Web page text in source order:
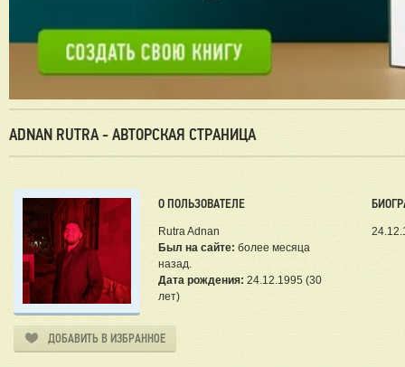
ADNAN RUTRA - АВТОРСКАЯ СТРАНИЦА
О ПОЛЬЗОВАТЕЛЕ
Rutra Adnan
Был на сайте: более месяца
назад.
Дата рождения: 24.12.1995 (30
лет)
ДОБАВИТЬ В ИЗБРАННОЕ